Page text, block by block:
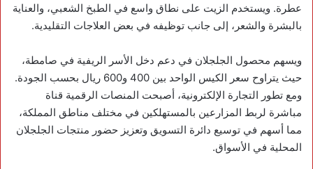
عطرة. ويستخدم الزيت على نطاق واسع في الطبخ الشعبي، والعناية
بالبشرة والشعر، إلى جانب توظيفه في بعض العلاجات التقليدية.
ويسهم محصول الجلجلان في دعم دخل الأسر الريفية في صامطة،
حيث يتراوح سعر الكيس الواحد بين 400 و600 ريال بحسب الجودة.
ومع تطور التجارة الإلكترونية، أصبحت المنصات الرقمية قناة
مباشرة لربط المزارعين بالمستهلكين في مختلف مناطق المملكة،
مما أسهم في توسيع دائرة التسويق وتعزيز حضور منتجات الجلجلان
المحلية في الأسواق.